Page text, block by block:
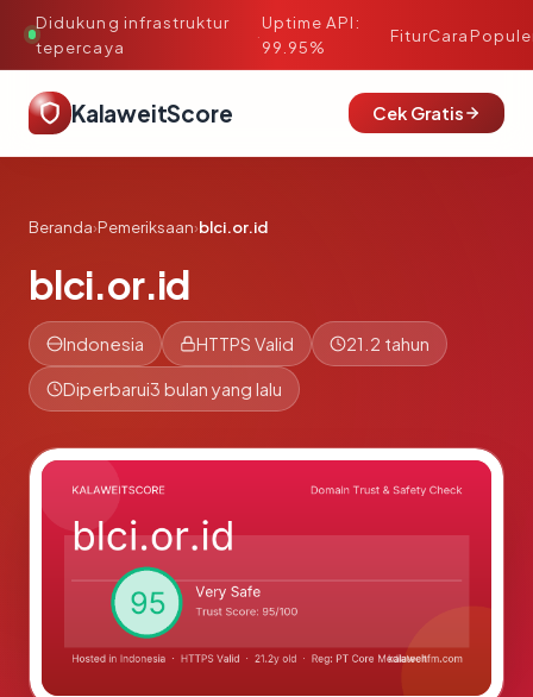
Didukung infrastruktur
tepercaya
·
Uptime API:
99.95%
FiturCara
KalaweitScore Cek Gratis
Beranda›Pemeriksaan›blci.or.id
blci.or.id
Indonesia HTTPS Valid 21.2 tahun
Diperbarui3 bulan yang lalu